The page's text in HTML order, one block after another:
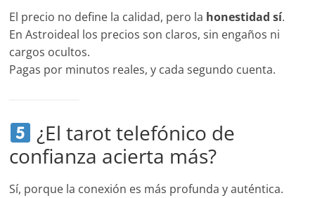
El precio no define la calidad, pero la honestidad sí.
En Astroideal los precios son claros, sin engaños ni
cargos ocultos.
Pagas por minutos reales, y cada segundo cuenta.
¿El tarot telefónico de
confianza acierta más?
Sí, porque la conexión es más profunda y auténtica.